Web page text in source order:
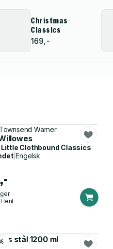
Christmas
Classics
169,-
Warner
Little Clothbound Classics
|Engelsk
stål 1200 ml